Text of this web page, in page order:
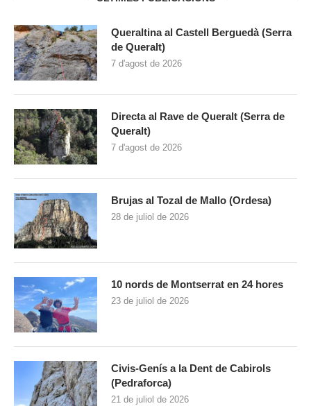
Queraltina al Castell Berguedà (Serra
de Queralt)
7 d'agost de 2026
Directa al Rave de Queralt (Serra de
Queralt)
7 d'agost de 2026
Brujas al Tozal de Mallo (Ordesa)
28 de juliol de 2026
10 nords de Montserrat en 24 hores
23 de juliol de 2026
Civis-Genís a la Dent de Cabirols
(Pedraforca)
21 de juliol de 2026